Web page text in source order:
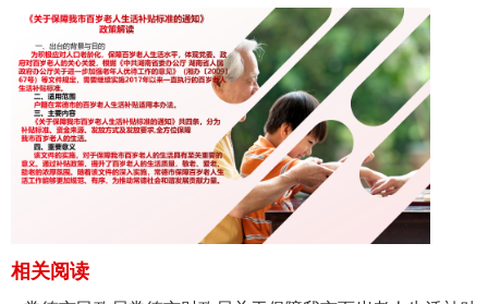
相关阅读